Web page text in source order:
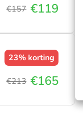
€157 €119
23% korting
€213 €165